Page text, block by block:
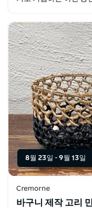
8월 23일 - 9월 13일
Cremorne
바구니 제작 고리